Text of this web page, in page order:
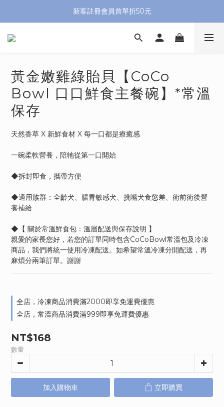
新客註冊會員首單折50元
黃金嫩雞綠貽貝【CoCo
Bowl 口口鮮食主餐碗】*常溫
保存
天然香草 X 新鮮食材 X 每一口都是療癒感
一碗柔軟營養，陪牠從第一口開始
◆拆封即食，攜帶方便
◆適用族群：全齡犬、腸胃敏感犬、挑嘴犬食慾差、術前術後營
養補給
◆【 關於常溫鮮食包：溫層配送與保存說明 】
親愛的家長您好，若您的訂單同時包含CoCoBowl常溫包及冷凍
商品，我們將統一使用冷凍配送。如希望常溫冷凍分開配送，再
麻煩分兩筆訂單。謝謝
全店，冷凍商品消費滿2000即享免運費優惠
全店，常溫商品消費滿999即享免運費優惠
NT$168
數量
加入購物車 立即購買